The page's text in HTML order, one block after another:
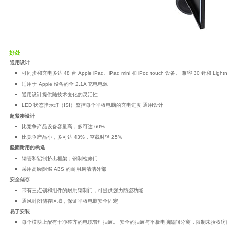
好处
通用设计
可同步和充电多达 48 台 Apple iPad、iPad mini 和 iPod touch 设备。 兼容 30 针和
适用于 Apple 设备的全 2.1A 充电电源
通用设计提供随技术变化的灵活性
LED 状态指示灯（ISI）监控每个平板电脑的充电进度 通用设计
超紧凑设计
比竞争产品设备容量高，多可达 60%
比竞争产品小，多可达 43%，空载时轻 25%
坚固耐用的构造
钢管和铝制挤出框架；钢制检修门
采用高级阻燃 ABS 的耐用易清洁外部
安全储存
带有三点锁和组件的耐用钢制门，可提供强力防盗功能
通风封闭储存区域，保证平板电脑安全固定
易于安装
每个模块上配有干净整齐的电缆管理抽屉。 安全的抽屉与平板电脑隔间分离，限制未授权访